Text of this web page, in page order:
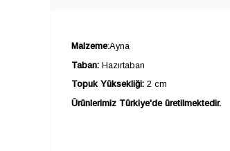
Malzeme:Ayna
Taban: Hazırtaban
Topuk Yüksekliği: 2 cm
Ürünlerimiz Türkiye'de üretilmektedir.